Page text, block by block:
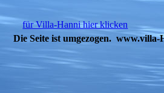
für Villa-Hanni hier klicken
Die Seite ist umgezogen. www.villa-